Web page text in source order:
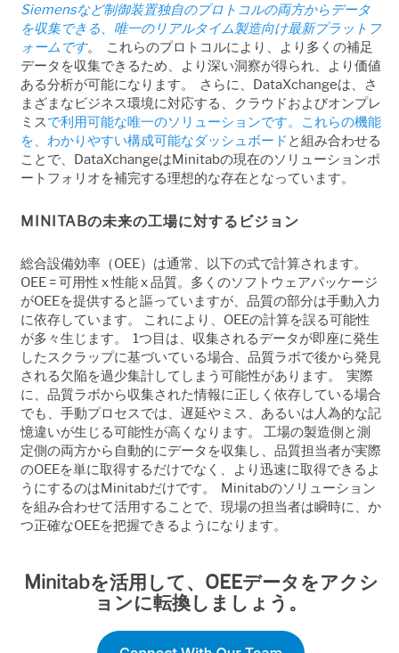
Siemensなど制御装置独自のプロトコルの両方からデータ
を収集できる、唯一のリアルタイム製造向け最新プラットフ
ォームです。 これらのプロトコルにより、より多くの補足
データを収集できるため、より深い洞察が得られ、より価値
ある分析が可能になります。 さらに、DataXchangeは、さ
まざまなビジネス環境に対応する、クラウドおよびオンプレ
ミスで利用可能な唯一のソリューションです。これらの機能
を、 わかりやすい構成可能なダッシュボード と組み合わせる
ことで、DataXchangeはMinitabの現在のソリューションポ
ートフォリオを補完する理想的な存在となっています。
MINITABの未来の工場に対するビジョン
総合設備効率（OEE）は通常、以下の式で計算されます。
OEE = 可用性 x 性能 x 品質。多くのソフトウェアパッケージ
がOEEを提供すると謳っていますが、品質の部分は手動入力
に依存しています。 これにより、OEEの計算を誤る可能性
が多々生じます。 1つ目は、収集されるデータが即座に発生
したスクラップに基づいている場合、品質ラボで後から発見
される欠陥を過少集計してしまう可能性があります。 実際
に、品質ラボから収集された情報に正しく依存している場合
でも、手動プロセスでは、遅延やミス、あるいは人為的な記
憶違いが生じる可能性が高くなります。 工場の製造側と測
定側の両方から自動的にデータを収集し、品質担当者が実際
のOEEを単に取得するだけでなく、より迅速に取得できるよ
うにするのはMinitabだけです。 Minitabのソリューション
を組み合わせて活用することで、現場の担当者は瞬時に、か
つ正確なOEEを把握できるようになります。
Minitabを活用して、OEEデータをアクシ
ョンに転換しましょう。